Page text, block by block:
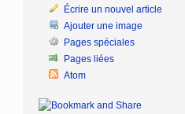
Écrire un nouvel article
Ajouter une image
Pages spéciales
Pages liées
Atom